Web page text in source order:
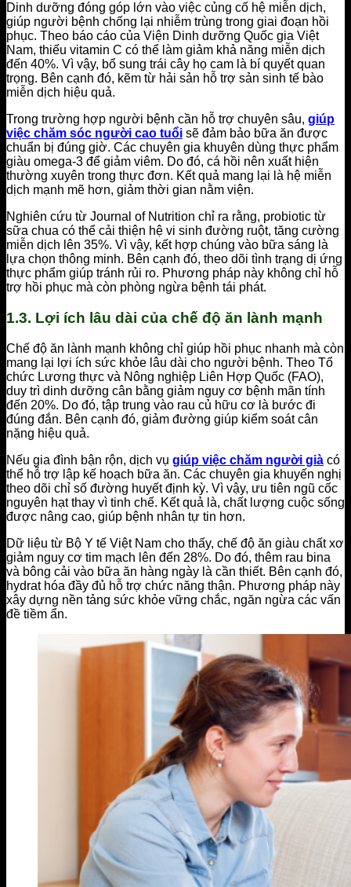
Dinh dưỡng đóng góp lớn vào việc củng cố hệ miễn dịch,
giúp người bệnh chống lại nhiễm trùng trong giai đoạn hồi
phục. Theo báo cáo của Viện Dinh dưỡng Quốc gia Việt
Nam, thiếu vitamin C có thể làm giảm khả năng miễn dịch
đến 40%. Vì vậy, bổ sung trái cây họ cam là bí quyết quan
trọng. Bên cạnh đó, kẽm từ hải sản hỗ trợ sản sinh tế bào
miễn dịch hiệu quả.
Trong trường hợp người bệnh cần hỗ trợ chuyên sâu, giúp
việc chăm sóc người cao tuổi sẽ đảm bảo bữa ăn được
chuẩn bị đúng giờ. Các chuyên gia khuyên dùng thực phẩm
giàu omega-3 để giảm viêm. Do đó, cá hồi nên xuất hiện
thường xuyên trong thực đơn. Kết quả mang lại là hệ miễn
dịch mạnh mẽ hơn, giảm thời gian nằm viện.
Nghiên cứu từ Journal of Nutrition chỉ ra rằng, probiotic từ
sữa chua có thể cải thiện hệ vi sinh đường ruột, tăng cường
miễn dịch lên 35%. Vì vậy, kết hợp chúng vào bữa sáng là
lựa chọn thông minh. Bên cạnh đó, theo dõi tình trạng dị ứng
thực phẩm giúp tránh rủi ro. Phương pháp này không chỉ hỗ
trợ hồi phục mà còn phòng ngừa bệnh tái phát.
1.3. Lợi ích lâu dài của chế độ ăn lành mạnh
Chế độ ăn lành mạnh không chỉ giúp hồi phục nhanh mà còn
mang lại lợi ích sức khỏe lâu dài cho người bệnh. Theo Tổ
chức Lương thực và Nông nghiệp Liên Hợp Quốc (FAO),
duy trì dinh dưỡng cân bằng giảm nguy cơ bệnh mãn tính
đến 20%. Do đó, tập trung vào rau củ hữu cơ là bước đi
đúng đắn. Bên cạnh đó, giảm đường giúp kiểm soát cân
nặng hiệu quả.
Nếu gia đình bận rộn, dịch vụ giúp việc chăm người già có
thể hỗ trợ lập kế hoạch bữa ăn. Các chuyên gia khuyến nghị
theo dõi chỉ số đường huyết định kỳ. Vì vậy, ưu tiên ngũ cốc
nguyên hạt thay vì tinh chế. Kết quả là, chất lượng cuộc sống
được nâng cao, giúp bệnh nhân tự tin hơn.
Dữ liệu từ Bộ Y tế Việt Nam cho thấy, chế độ ăn giàu chất xơ
giảm nguy cơ tim mạch lên đến 28%. Do đó, thêm rau bina
và bông cải vào bữa ăn hàng ngày là cần thiết. Bên cạnh đó,
hydrat hóa đầy đủ hỗ trợ chức năng thận. Phương pháp này
xây dựng nền tảng sức khỏe vững chắc, ngăn ngừa các vấn
đề tiềm ẩn.